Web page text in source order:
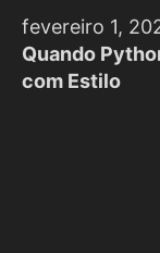
fevereiro 1,
Quando
com Estilo